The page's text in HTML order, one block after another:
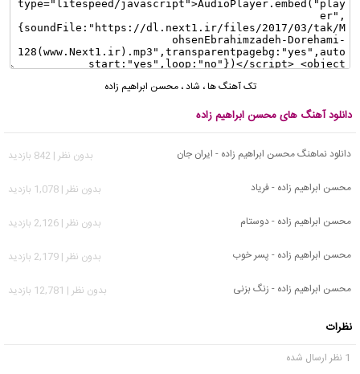
تک آهنگ ها، شاد،محسن ابراهیم زاده
دانلود آهنگ های محسن ابراهیم زاده
دانلود نماهنگ محسن ابراهیم زاده - ایران جان
بدون نظر | 842 بازدید
محسن ابراهیم زاده - فریاد
بدون نظر | 1,078 بازدید
محسن ابراهیم زاده - دوستام
بدون نظر | 2,126 بازدید
محسن ابراهیم زاده - پسر خوب
بدون نظر | 2,179 بازدید
محسن ابراهیم زاده - زنگ بزنی
بدون نظر | 12,781 بازدید
نظرات
1 نظر ارسال شده